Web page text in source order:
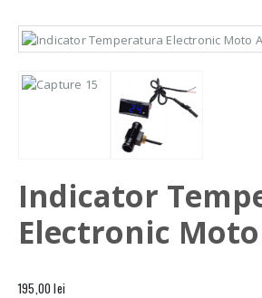
Indicator
Electronic
195,00lei